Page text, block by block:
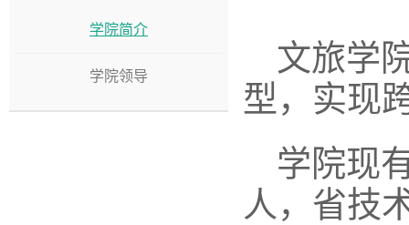
学院简介
学院领导
文旅学
型，实现
学院现
人， 省技